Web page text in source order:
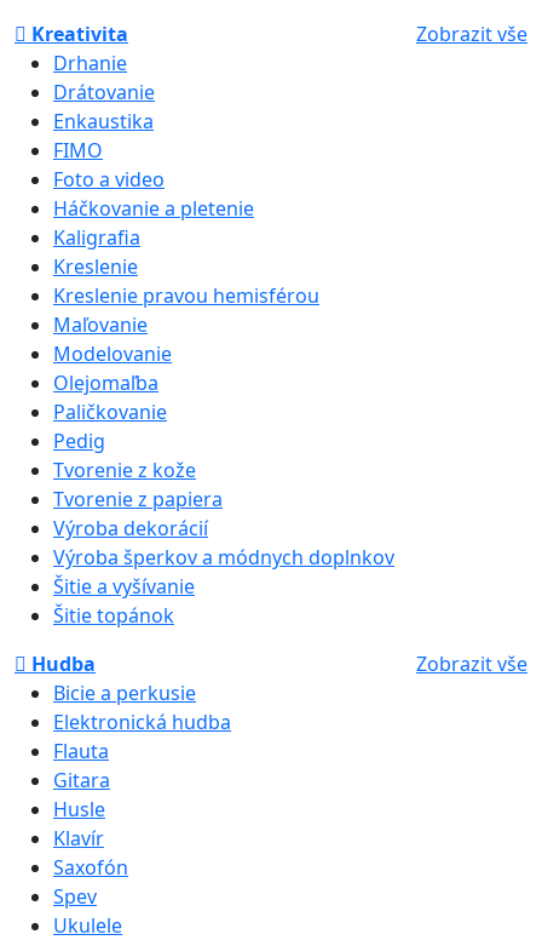
Kreativita
Zobrazit vše
Drhanie
Drátovanie
Enkaustika
FIMO
Foto a video
Háčkovanie a pletenie
Kaligrafia
Kreslenie
Kreslenie pravou hemisférou
Maľovanie
Modelovanie
Olejomaľba
Paličkovanie
Pedig
Tvorenie z kože
Tvorenie z papiera
Výroba dekorácií
Výroba šperkov a módnych doplnkov
Šitie a vyšívanie
Šitie topánok
Hudba
Zobrazit vše
Bicie a perkusie
Elektronická hudba
Flauta
Gitara
Husle
Klavír
Saxofón
Spev
Ukulele